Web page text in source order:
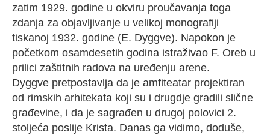
zatim 1929. godine u okviru proučavanja toga
zdanja za objavljivanje u velikoj monografiji
tiskanoj 1932. godine (E. Dyggve). Napokon je
početkom osamdesetih godina istraživao F. Oreb u
prilici zaštitnih radova na uređenju arene.
Dyggve pretpostavlja da je amfiteatar projektiran
od rimskih arhitekata koji su i drugdje gradili slične
građevine, i da je sagrađen u drugoj polovici 2.
stoljeća poslije Krista. Danas ga vidimo, doduše,